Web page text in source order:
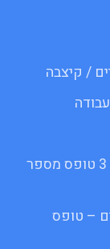
: בקשה לפטור מחובת התקנת מז;quot&ח 3 טופס מספר
– טופס